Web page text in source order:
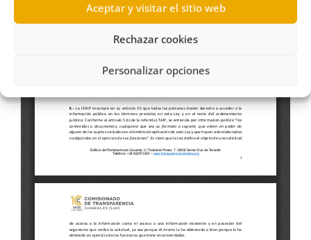
Aceptar y visitar el sitio web
Rechazar cookies
Personalizar opciones